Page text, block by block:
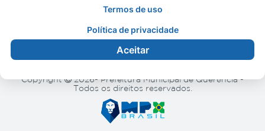
Obras Públicas, Estradas e Rodagens
Saúde
Copyright
2026- Prefeitura Municipal de Querência -
Todos os direitos reservados.
Termos de uso
Política de privacidade
Aceitar